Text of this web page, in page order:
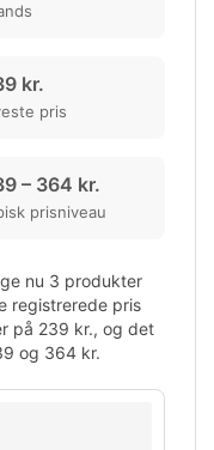
kr.
pris
– 364 kr.
prisniveau
nu 3 produkter
registrerede pris
på 239 kr., og det
og 364 kr.